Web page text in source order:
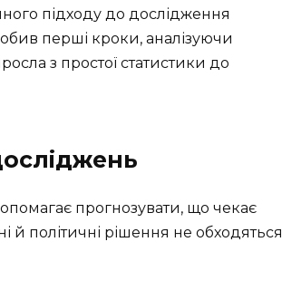
підходу до дослідження
перші кроки, аналізуючи
з простої статистики до
прогнозувати, що чекає
й політичні рішення не обходяться